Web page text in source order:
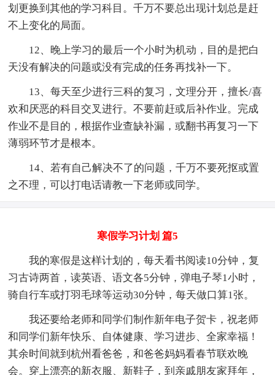
划更换到其他的学习科目。千万不要总出现计划总是赶
不上变化的局面。
12、晚上学习的最后一个小时为机动，目的是把白
天没有解决的问题或没有完成的任务再找补一下。
13、每天至少进行三科的复习，文理分开，擅长/喜
欢和厌恶的科目交叉进行。不要前赶或后补作业。完成
作业不是目的，根据作业查缺补漏，或翻书再复习一下
薄弱环节才是根本。
14、若有自己解决不了的问题，千万不要死抠或置
之不理，可以打电话请教一下老师或同学。
寒假学习计划 篇5
我的寒假是这样计划的，每天看书阅读10分钟，复
习古诗两首，读英语、语文各5分钟，弹电子琴1小时，
骑自行车或打羽毛球等运动30分钟，每天做口算1张。
我还要给老师和同学们制作新年电子贺卡，祝老师
和同学们新年快乐、自体健康、学习进步、全家幸福！
其余时间就到杭州看爸爸，和爸爸妈妈看春节联欢晚
会。穿上漂亮的新衣服、新鞋子，到亲戚朋友家拜年，